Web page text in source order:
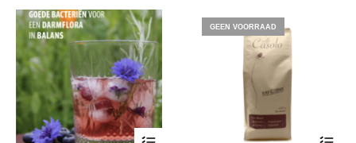
GEEN VOORRAAD